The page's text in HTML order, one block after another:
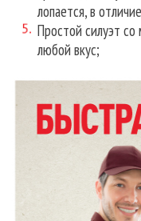
лопается, в
Простой силуэт
любой вкус;